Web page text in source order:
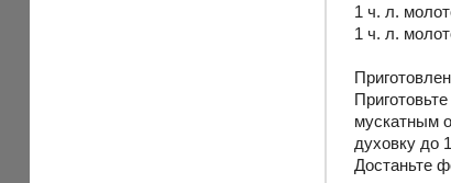
1 ч. л.
1 ч. л.
мускатным
духовку до
Достаньте